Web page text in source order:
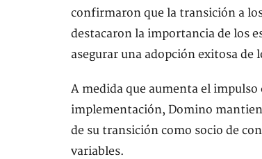
confirmaron que la transición a
destacaron la importancia de los
asegurar una adopción exitosa de
A medida que aumenta el
implementación, Domino
de su transición como socio de
variables.